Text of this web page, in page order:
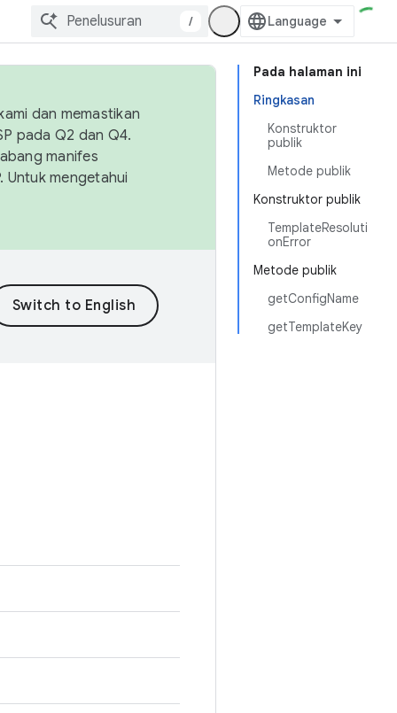
/
Pada halaman ini
Ringkasan
Konstruktor
publik
Metode publik
Konstruktor publik
TemplateResoluti
onError
Metode publik
getConfigName
getTemplateKey
dan memastikan
pada Q2 dan Q4.
manifes
Untuk mengetahui